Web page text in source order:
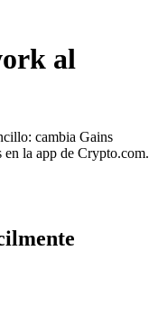
al
cambia Gains
la app de Crypto.com.